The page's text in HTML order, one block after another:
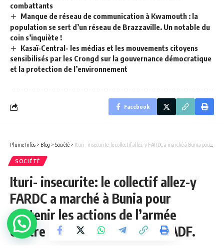
combattants
Manque de réseau de communication à Kwamouth : la
population se sert d’un réseau de Brazzaville. Un notable du
coin s’inquiète !
Kasaï-Central- les médias et les mouvements citoyens
sensibilisés par les Crongd sur la gouvernance démocratique
et la protection de l’environnement
Facebook
Plume Infos > Blog > Société > Ituri- insecurite: le collectif allez-y FARDC a marché à Bunia pour soutenir les actions de l’armée contre les terroristes M23 et ADF.
SOCIÉTÉ
Ituri- insecurite: le collectif allez-y
FARDC a marché à Bunia pour
soutenir les actions de l’armée
contre les terroristes M23 et ADF.